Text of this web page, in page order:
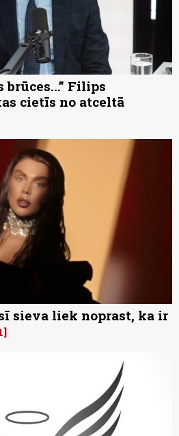
Filips
cietīs no atceltā
sieva liek noprast, ka ir